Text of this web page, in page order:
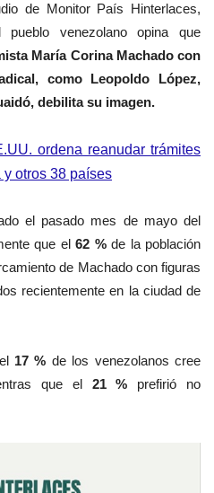
de Monitor País Hinterlaces,
venezolano opina que
María Corina Machado con
, como Leopoldo López,
debilita su imagen.
ordena reanudar trámites
otros 38 países
el pasado mes de mayo del
que el 62 %de la población
de Machado con figuras
recientemente en la ciudad de
17 % de los venezolanos cree
que el21 % prefirió no